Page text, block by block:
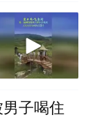
子喝住